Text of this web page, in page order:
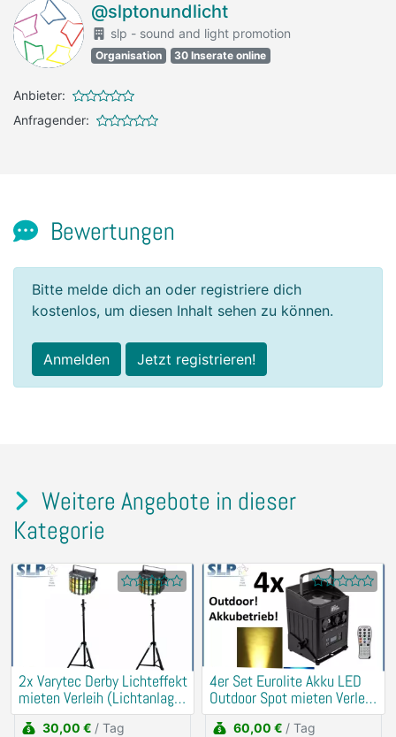
@slptonundlicht
slp - sound and light promotion
Organisation 30 Inserate online
Anbieter:
Anfragender:
Bewertungen
Bitte melde dich an oder registriere dich
kostenlos, um diesen Inhalt sehen zu können.
Anmelden Jetzt registrieren!
Weitere Angebote in dieser
Kategorie
2x Varytec Derby Lichteffekt
mieten Verleih (Lichtanlage,
Party)
30,00 € / Tag
4er Set Eurolite Akku LED
Outdoor Spot mieten Verleih
(Musik, DJ)
60,00 € / Tag